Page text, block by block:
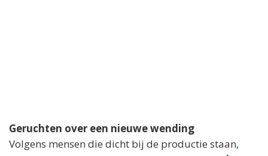
Geruchten over een nieuwe wending
Volgens mensen die dicht bij de productie staan,